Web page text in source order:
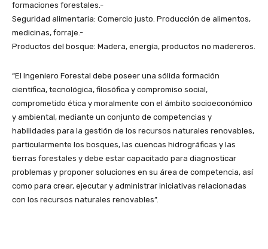
formaciones forestales.-
Seguridad alimentaria: Comercio justo. Producción de alimentos,
medicinas, forraje.-
Productos del bosque: Madera, energía, productos no madereros.
“El Ingeniero Forestal debe poseer una sólida formación
científica, tecnológica, filosófica y compromiso social,
comprometido ética y moralmente con el ámbito socioeconómico
y ambiental, mediante un conjunto de competencias y
habilidades para la gestión de los recursos naturales renovables,
particularmente los bosques, las cuencas hidrográficas y las
tierras forestales y debe estar capacitado para diagnosticar
problemas y proponer soluciones en su área de competencia, así
como para crear, ejecutar y administrar iniciativas relacionadas
con los recursos naturales renovables”.